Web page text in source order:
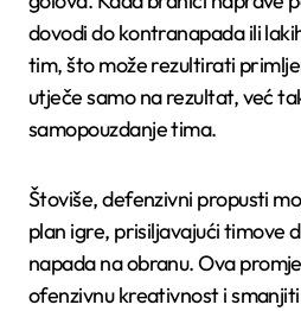
dovodi do kontranapada ili
tim, što može rezultirati
utječe samo na rezultat, već
samopouzdanje tima.
Štoviše, defenzivni propusti
plan igre, prisiljavajući timove
napada na obranu. Ova
ofenzivnu kreativnost i